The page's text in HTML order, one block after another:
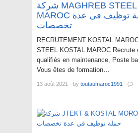
شركة MAGHREB STEEL & KOSTAL
MAROC تعلن عن حملة توظيف في عدة
تخصصات
RECRUTEMENT KOSTAL
STEEL KOSTAL MAROC Recrute
qualifiés en maintenance, Poste
Vous êtes de formation…
13 août 2021 · by toutaumaroc1991 ·